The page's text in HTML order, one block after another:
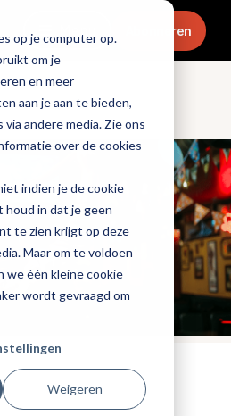
op je computer op.
om je
en meer
aan je aan te bieden,
andere media. Zie ons
over de cookies
indien je de cookie
in dat je geen
te zien krijgt op deze
Maar om te voldoen
we één kleine cookie
wordt gevraagd om
Weigeren
Menu Abonneren
2022